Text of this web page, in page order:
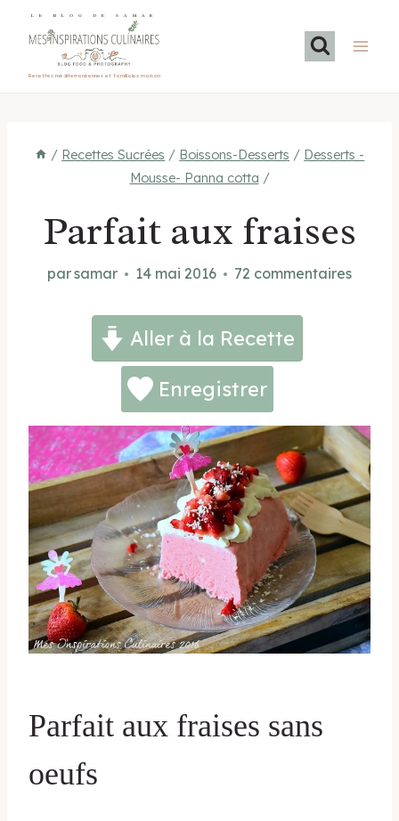
LE BLOG DE SAMAR
Recettes méditerranéennes et familiales maison
/ Recettes Sucrées / Boissons-Desserts / Desserts -
Mousse- Panna cotta /
Parfait aux fraises
parsamar 14 mai 2016 72 commentaires
Aller à la Recette
Enregistrer
Parfait aux fraises sans
oeufs